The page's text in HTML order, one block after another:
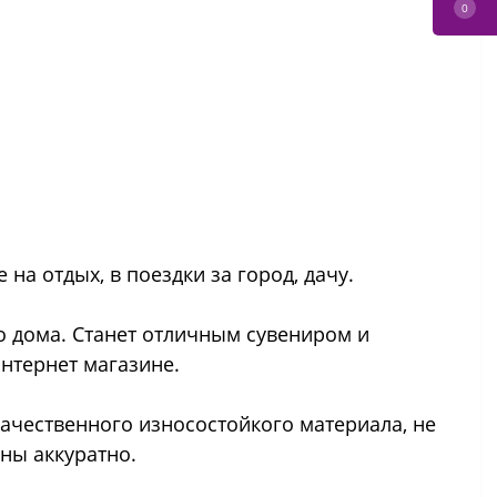
0
отдых, в поездки за город, дачу.
дома. Станет отличным сувениром и
магазине.
износостойкого материала, не
аккуратно.